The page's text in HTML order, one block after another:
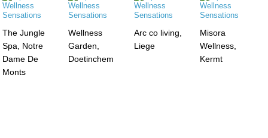
The Jungle
Spa, Notre
Dame De
Monts
Wellness
Garden,
Doetinchem
Arc co living,
Liege
Misora
Wellness,
Kermt